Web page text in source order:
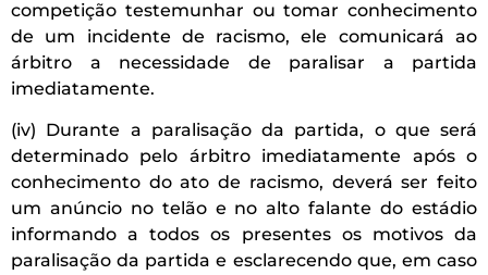
competição testemunhar ou tomar conhecimento
de um incidente de racismo, ele comunicará ao
árbitro a necessidade de paralisar a partida
imediatamente.
(iv) Durante a paralisação da partida, o que será
determinado pelo árbitro imediatamente após o
conhecimento do ato de racismo, deverá ser feito
um anúncio no telão e no alto falante do estádio
informando a todos os presentes os motivos da
paralisação da partida e esclarecendo que, em caso